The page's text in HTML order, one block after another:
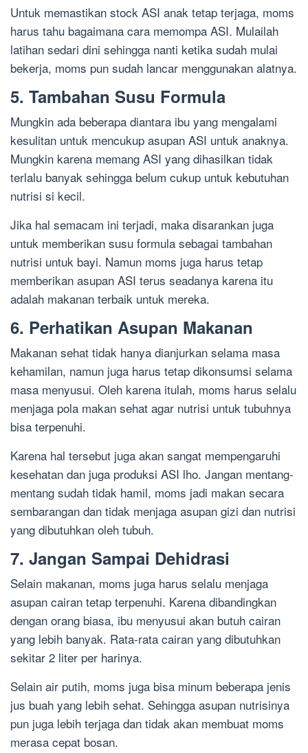
Untuk memastikan stock ASI anak tetap terjaga, moms
harus tahu bagaimana cara memompa ASI. Mulailah
latihan sedari dini sehingga nanti ketika sudah mulai
bekerja, moms pun sudah lancar menggunakan alatnya.
5. Tambahan Susu Formula
Mungkin ada beberapa diantara ibu yang mengalami
kesulitan untuk mencukup asupan ASI untuk anaknya.
Mungkin karena memang ASI yang dihasilkan tidak
terlalu banyak sehingga belum cukup untuk kebutuhan
nutrisi si kecil.
Jika hal semacam ini terjadi, maka disarankan juga
untuk memberikan susu formula sebagai tambahan
nutrisi untuk bayi. Namun moms juga harus tetap
memberikan asupan ASI terus seadanya karena itu
adalah makanan terbaik untuk mereka.
6. Perhatikan Asupan Makanan
Makanan sehat tidak hanya dianjurkan selama masa
kehamilan, namun juga harus tetap dikonsumsi selama
masa menyusui. Oleh karena itulah, moms harus selalu
menjaga pola makan sehat agar nutrisi untuk tubuhnya
bisa terpenuhi.
Karena hal tersebut juga akan sangat mempengaruhi
kesehatan dan juga produksi ASI lho. Jangan mentang-
mentang sudah tidak hamil, moms jadi makan secara
sembarangan dan tidak menjaga asupan gizi dan nutrisi
yang dibutuhkan oleh tubuh.
7. Jangan Sampai Dehidrasi
Selain makanan, moms juga harus selalu menjaga
asupan cairan tetap terpenuhi. Karena dibandingkan
dengan orang biasa, ibu menyusui akan butuh cairan
yang lebih banyak. Rata-rata cairan yang dibutuhkan
sekitar 2 liter per harinya.
Selain air putih, moms juga bisa minum beberapa jenis
jus buah yang lebih sehat. Sehingga asupan nutrisinya
pun juga lebih terjaga dan tidak akan membuat moms
merasa cepat bosan.